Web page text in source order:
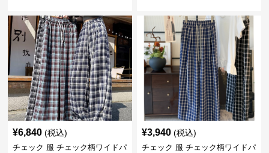
¥6,840 (税込)
チェック 服 チェック柄ワイドパ
¥3,940 (税込)
チェック 服 チェック柄ワイドパ